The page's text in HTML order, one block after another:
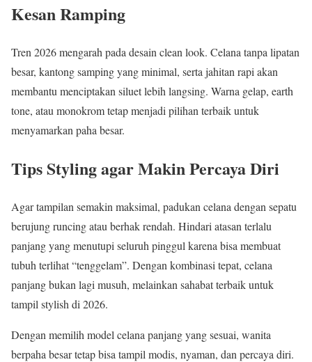
Kesan Ramping
Tren 2026 mengarah pada desain clean look. Celana tanpa lipatan
besar, kantong samping yang minimal, serta jahitan rapi akan
membantu menciptakan siluet lebih langsing. Warna gelap, earth
tone, atau monokrom tetap menjadi pilihan terbaik untuk
menyamarkan paha besar.
Tips Styling agar Makin Percaya Diri
Agar tampilan semakin maksimal, padukan celana dengan sepatu
berujung runcing atau berhak rendah. Hindari atasan terlalu
panjang yang menutupi seluruh pinggul karena bisa membuat
tubuh terlihat “tenggelam”. Dengan kombinasi tepat, celana
panjang bukan lagi musuh, melainkan sahabat terbaik untuk
tampil stylish di 2026.
Dengan memilih model celana panjang yang sesuai, wanita
berpaha besar tetap bisa tampil modis, nyaman, dan percaya diri.